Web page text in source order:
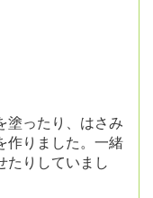
ったり、はさみ
作りました。一緒
たりしていまし